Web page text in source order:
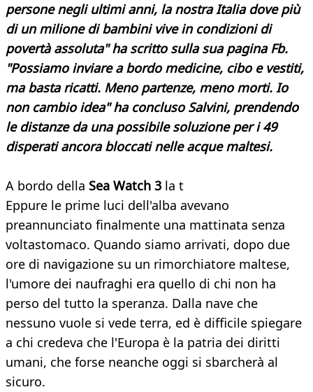
persone negli ultimi anni, la nostra Italia dove più
di un milione di bambini vive in condizioni di
povertà assoluta" ha scritto sulla sua pagina Fb.
"Possiamo inviare a bordo medicine, cibo e vestiti,
ma basta ricatti. Meno partenze, meno morti. Io
non cambio idea" ha concluso Salvini, prendendo
le distanze da una possibile soluzione per i 49
disperati ancora bloccati nelle acque maltesi.
A bordo della Sea Watch 3 la t
Eppure le prime luci dell'alba avevano
preannunciato finalmente una mattinata senza
voltastomaco. Quando siamo arrivati, dopo due
ore di navigazione su un rimorchiatore maltese,
l'umore dei naufraghi era quello di chi non ha
perso del tutto la speranza. Dalla nave che
nessuno vuole si vede terra, ed è difficile spiegare
a chi credeva che l'Europa è la patria dei diritti
umani, che forse neanche oggi si sbarcherà al
sicuro.